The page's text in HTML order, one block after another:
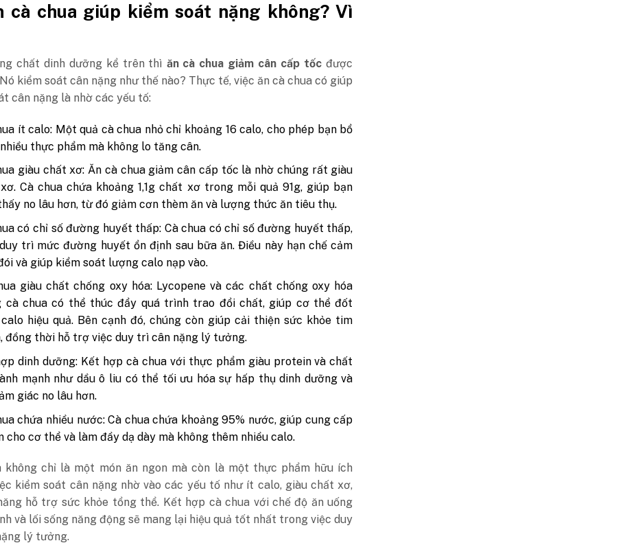
cà chua giúp kiểm soát nặng không? Vì
chất dinh dưỡng kể trên thì ăn cà chua giảm cân cấp tốcđược
kiểm soát cân nặng như thế nào? Thực tế, việc ăn cà chua có giúp
cân nặng là nhờ các yếu tố:
ít calo: Một quả cà chua nhỏ chỉ khoảng 16 calo, cho phép bạn bổ
thực phẩm mà không lo tăng cân.
giàu chất xơ: Ăn cà chua giảm cân cấp tốc là nhờ chúng rất giàu
Cà chua chứa khoảng 1,1g chất xơ trong mỗi quả 91g, giúp bạn
no lâu hơn, từ đó giảm cơn thèm ăn và lượng thức ăn tiêu thụ.
có chỉ số đường huyết thấp: Cà chua có chỉ số đường huyết thấp,
trì mức đường huyết ổn định sau bữa ăn. Điều này hạn chế cảm
và giúp kiểm soát lượng calo nạp vào.
giàu chất chống oxy hóa: Lycopene và các chất chống oxy hóa
cà chua có thể thúc đẩy quá trình trao đổi chất, giúp cơ thể đốt
hiệu quả. Bên cạnh đó, chúng còn giúp cải thiện sức khỏe tim
đồng thời hỗ trợ việc duy trì cân nặng lý tưởng.
dinh dưỡng: Kết hợp cà chua với thực phẩm giàu protein và chất
mạnh như dầu ô liu có thể tối ưu hóa sự hấp thụ dinh dưỡng và
giác no lâu hơn.
chứa nhiều nước: Cà chua chứa khoảng 95% nước, giúp cung cấp
cho cơ thể và làm đầy dạ dày mà không thêm nhiều calo.
không chỉ là một món ăn ngon mà còn là một thực phẩm hữu ích
kiểm soát cân nặng nhờ vào các yếu tố như ít calo, giàu chất xơ,
hỗ trợ sức khỏe tổng thể. Kết hợp cà chua với chế độ ăn uống
và lối sống năng động sẽ mang lại hiệu quả tốt nhất trong việc duy
lý tưởng.